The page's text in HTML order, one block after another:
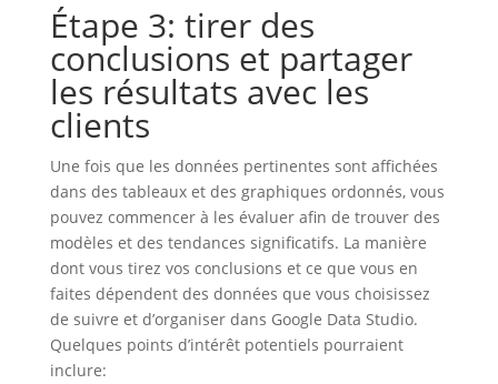
Étape 3: tirer des
conclusions et partager
les résultats avec les
clients
Une fois que les données pertinentes sont affichées
dans des tableaux et des graphiques ordonnés, vous
pouvez commencer à les évaluer afin de trouver des
modèles et des tendances significatifs. La manière
dont vous tirez vos conclusions et ce que vous en
faites dépendent des données que vous choisissez
de suivre et d’organiser dans Google Data Studio.
Quelques points d’intérêt potentiels pourraient
inclure: